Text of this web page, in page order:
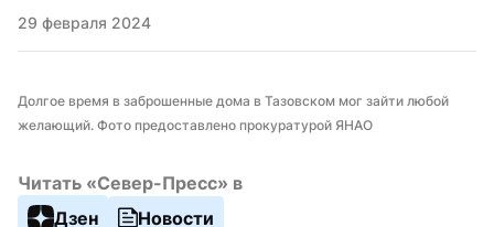
29 февраля 2024
Долгое время в заброшенные дома в Тазовском мог зайти любой
желающий. Фото предоставлено прокуратурой ЯНАО
Читать «Север-Пресс» в
Дзен
Новости